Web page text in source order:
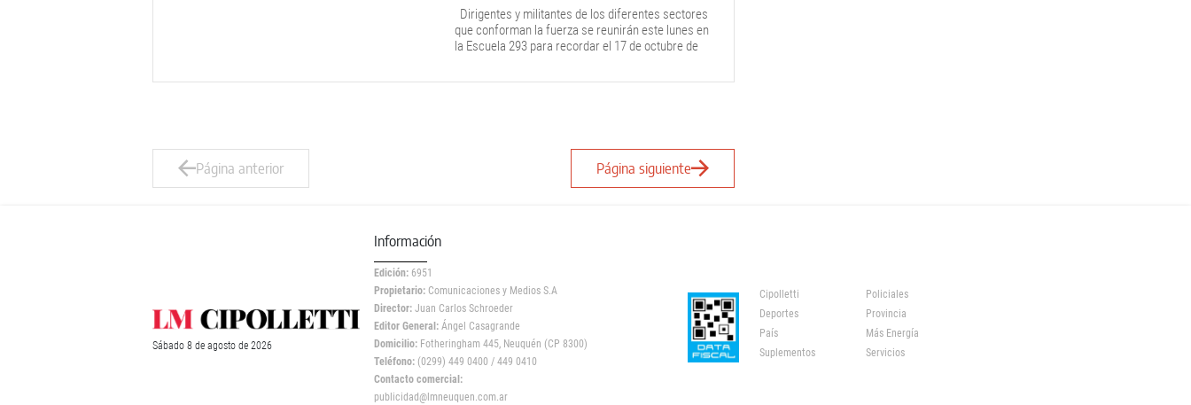
Dirigentes y militantes de los diferentes sectores
que conforman la fuerza se reunirán este lunes en
la Escuela 293 para recordar el 17 de octubre de
el general Juan Domingo Perón.
Página anterior Página siguiente
Sábado 8 de agosto de 2026
Información
Edición: 6951
Propietario: Comunicaciones y Medios S.A
Director: Juan Carlos Schroeder
Editor General: Ángel Casagrande
Domicilio: Fotheringham 445, Neuquén (CP 8300)
Teléfono: (0299) 449 0400 / 449 0410
Contacto comercial:
publicidad@lmneuquen.com.ar
Cipolletti
Policiales
Deportes
Provincia
País
Más Energía
Suplementos
Servicios